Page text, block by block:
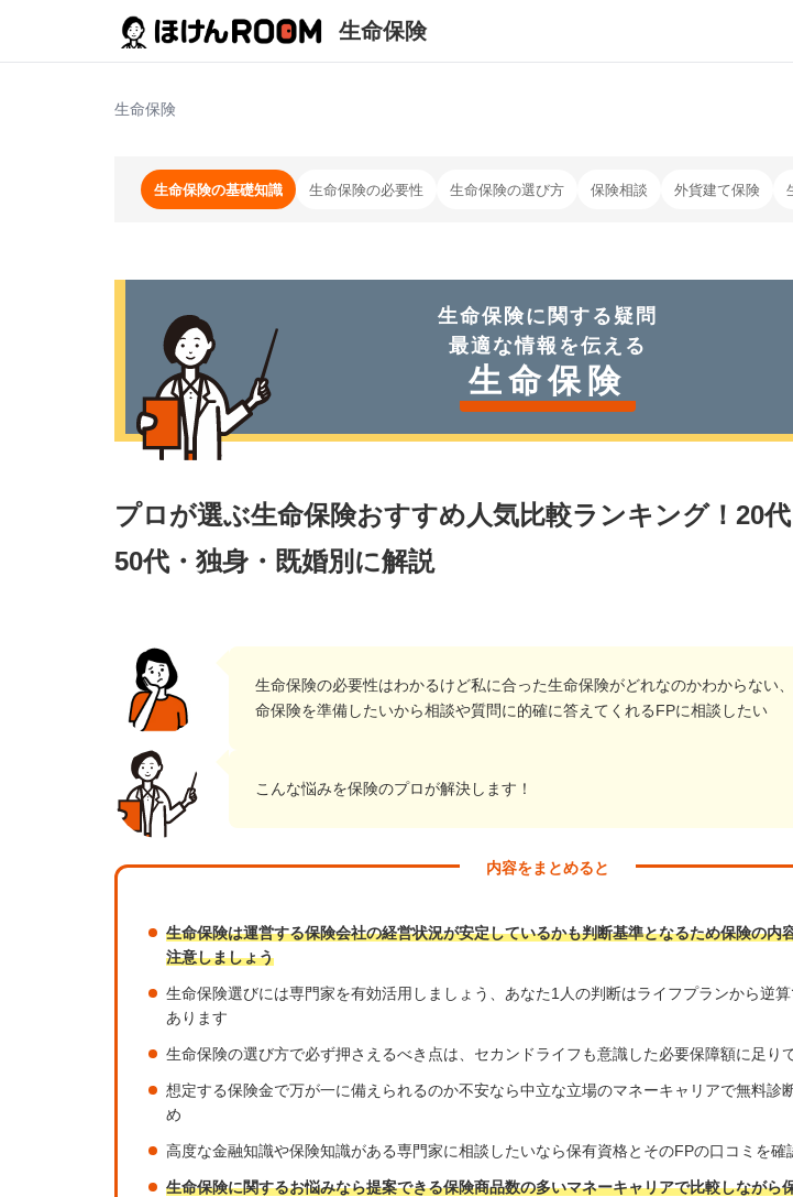
生命保険
生命保険
生命保険の基礎知識 生命保険の必要性 生命保険の選び方 保険相談 外貨建て保険
生命保険に関する疑問
最適な情報を伝える
生命保険
プロが選ぶ生命保険おすすめ人気比較ランキング！20代
50代・独身・既婚別に解説
生命保険の必要性はわかるけど私に合った生命保険がどれなのかわからない
命保険を準備したいから相談や質問に的確に答えてくれるFPに相談したい
こんな悩みを保険のプロが解決します！
内容をまとめると
生命保険は運営する保険会社の経営状況が安定しているかも判断基準となるため保険の内
注意しましょう
生命保険選びには専門家を有効活用しましょう、あなた1人の判断はライフプランから逆
あります
生命保険の選び方で必ず押さえるべき点は、セカンドライフも意識した必要保障額に足り
想定する保険金で万が一に備えられるのか不安なら中立な立場のマネーキャリアで無料診
め
高度な金融知識や保険知識がある専門家に相談したいなら保有資格とそのFPの口コミを確
生命保険に関するお悩みなら提案できる保険商品数の多いマネーキャリアで比較しながら